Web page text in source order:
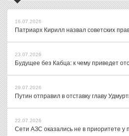
16.07.2026
Патриарх Кирилл назвал советских
23.07.2026
Будущее без Кабца: к чему приведет
29.07.2026
Путин отправил в отставку главу
22.07.2026
Сети АЗС оказались не в приоритете у